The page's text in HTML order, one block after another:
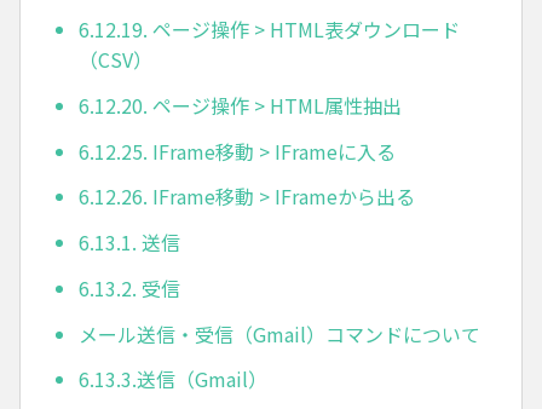
6.12.19. ページ操作 > HTML表ダウンロード
（CSV）
6.12.20. ページ操作 > HTML属性抽出
6.12.25. IFrame移動 > IFrameに入る
6.12.26. IFrame移動 > IFrameから出る
6.13.1. 送信
6.13.2. 受信
メール送信・受信（Gmail）コマンドについて
6.13.3.送信（Gmail）